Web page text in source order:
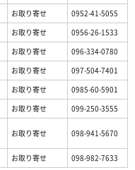
お取り寄せ
0952-41-5055
お取り寄せ
0956-26-1533
お取り寄せ
096-334-0780
お取り寄せ
097-504-7401
お取り寄せ
0985-60-5901
お取り寄せ 099-250-3555
お取り寄せ 098-941-5670
お取り寄せ 098-982-7633